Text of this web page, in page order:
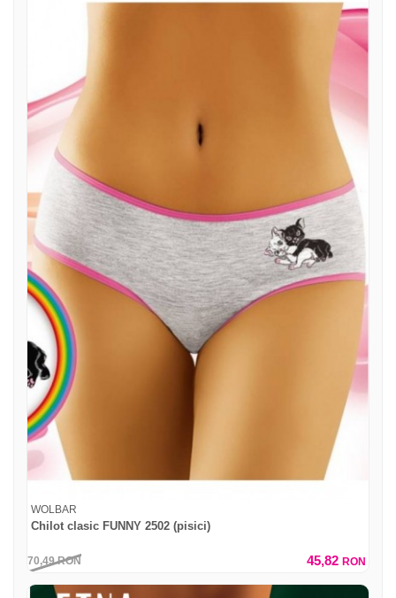
WOLBAR
Chilot clasic FUNNY 2502 (pisici)
70,49RON 45,82 RON